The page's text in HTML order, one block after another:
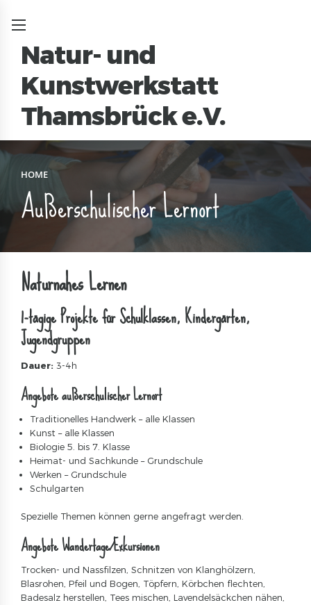
Natur- und
Kunstwerkstatt
Thamsbrück e.V.
HOME
Außerschulischer Lernort
Naturnahes Lernen
1-tägige Projekte für Schulklassen, Kindergärten,
Jugendgruppen
Dauer: 3-4h
Angebote außerschulischer Lernort
Traditionelles Handwerk – alle Klassen
Kunst – alle Klassen
Biologie 5. bis 7. Klasse
Heimat- und Sachkunde – Grundschule
Werken – Grundschule
Schulgarten
Spezielle Themen können gerne angefragt werden.
Angebote Wandertage/Exkursionen
Trocken- und Nassfilzen, Schnitzen von Klanghölzern,
Blasrohen, Pfeil und Bogen, Töpfern, Körbchen flechten,
Badesalz herstellen, Tees mischen, Lavendelsäckchen nähen,